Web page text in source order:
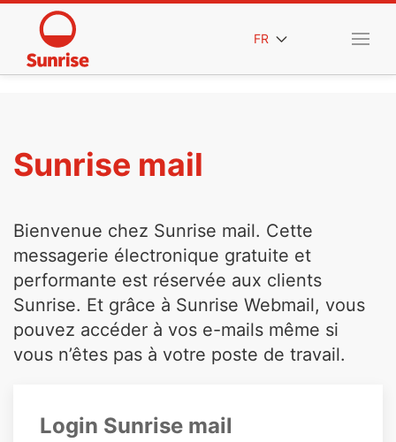
FR
Sunrise mail
Bienvenue chez Sunrise mail. Cette
messagerie électronique gratuite et
performante est réservée aux clients
Sunrise. Et grâce à Sunrise Webmail, vous
pouvez accéder à vos e-mails même si
vous n’êtes pas à votre poste de travail.
Login Sunrise mail